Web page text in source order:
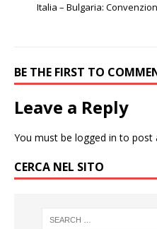
Italia – Bulgaria:
BE THE FIRST TO
Leave a Reply
You must be logged in to post
CERCA NEL SITO